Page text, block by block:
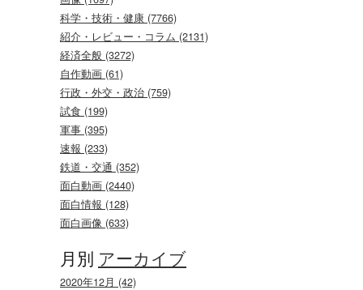
科学・技術・健康 (7766)
紹介・レビュー・コラム (2131)
経済全般 (3272)
自作動画 (61)
行政・外交・政治 (759)
試食 (199)
軍事 (395)
速報 (233)
鉄道・交通 (352)
面白動画 (2440)
面白情報 (128)
面白画像 (633)
月別 アーカイブ
2020年12月 (42)